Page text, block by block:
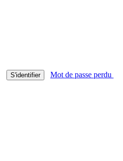
S'identifier Mot de passe perdu